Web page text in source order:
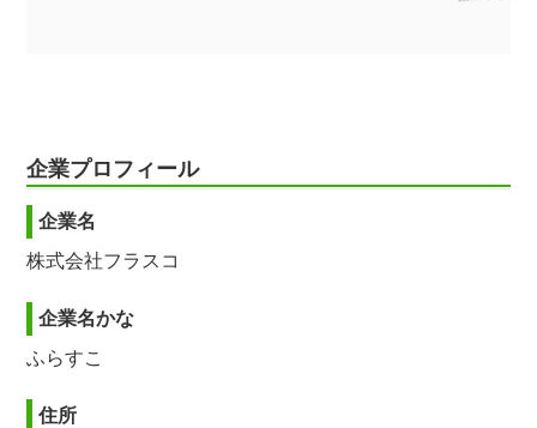
企業プロフィール
企業名
株式会社フラスコ
企業名かな
ふらすこ
住所